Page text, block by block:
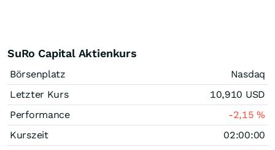
SuRo Capital Aktienkurs
Börsenplatz
Nasdaq
Letzter Kurs
10,910 USD
Performance
-2,15%
Kurszeit
02:00:00